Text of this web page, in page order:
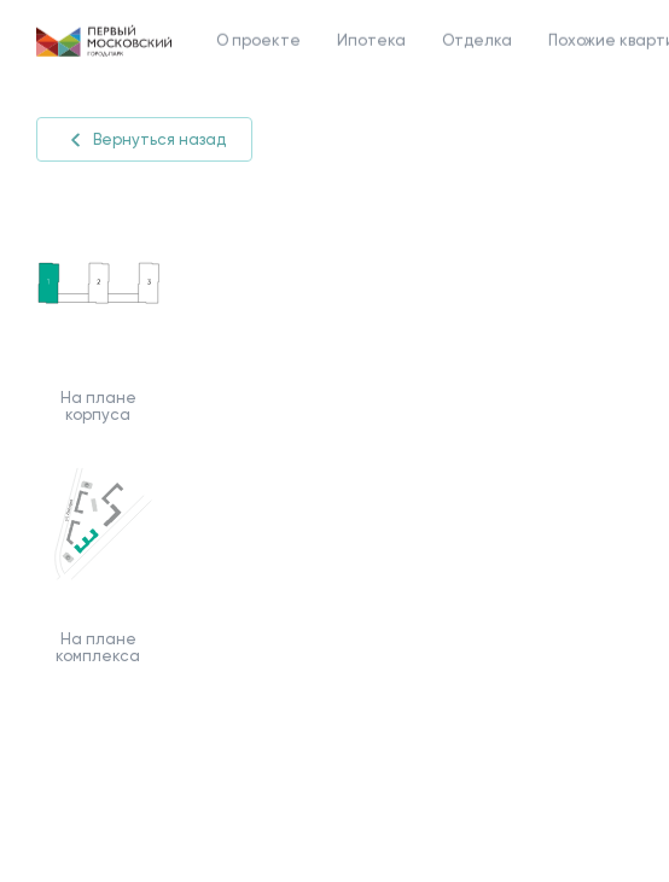
О проекте Ипотека Отделка Похожие
На плане
корпуса
На плане
комплекса
Вернуться назад